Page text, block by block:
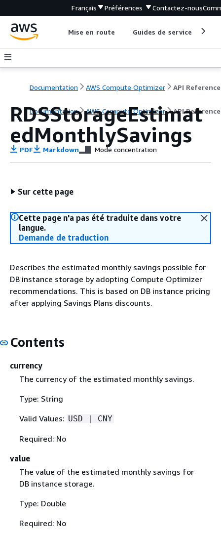
Français Préférences Contactez-nous
Mise en route Guides de service
Documentation AWS Compute Optimizer API Reference
Documentation AWS Compute Optimizer API Reference
RDSStorageEstimat
edMonthlySavings
PDF Markdown Mode concentration
Sur cette page
Cette page n'a pas été traduite dans votre
langue.
Demande de traduction
Describes the estimated monthly savings possible for
DB instance storage by adopting Compute Optimizer
recommendations. This is based on DB instance pricing
after applying Savings Plans discounts.
Contents
currency
The currency of the estimated monthly savings.
Type: String
Valid Values: USD | CNY
Required: No
value
The value of the estimated monthly savings for
DB instance storage.
Type: Double
Required: No